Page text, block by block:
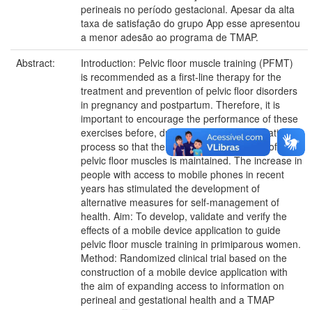
perineais no período gestacional. Apesar da alta
taxa de satisfação do grupo App esse apresentou
a menor adesão ao programa de TMAP.
Abstract:
Introduction: Pelvic floor muscle training (PFMT)
is recommended as a first-line therapy for the
treatment and prevention of pelvic floor disorders
in pregnancy and postpartum. Therefore, it is
important to encourage the performance of these
exercises before, during and after the gestational
process so that the functional conditioning of the
pelvic floor muscles is maintained. The increase in
people with access to mobile phones in recent
years has stimulated the development of
alternative measures for self-management of
health. Aim: To develop, validate and verify the
effects of a mobile device application to guide
pelvic floor muscle training in primiparous women.
Method: Randomized clinical trial based on the
construction of a mobile device application with
the aim of expanding access to information on
perineal and gestational health and a TMAP